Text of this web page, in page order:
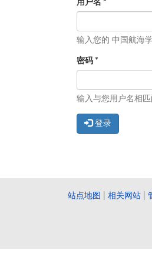
用户名 *
输入您的 中国航海
密码 *
输入与您用户名相匹
登录
站点地图 相关网站